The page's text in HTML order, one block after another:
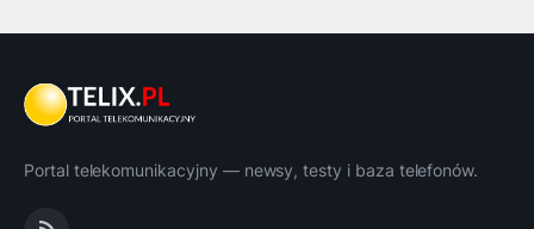
Portal telekomunikacyjny — newsy, testy i baza telefonów.